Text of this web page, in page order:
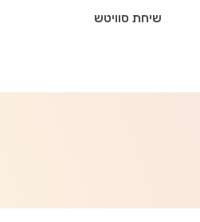
שיחת סוויטש